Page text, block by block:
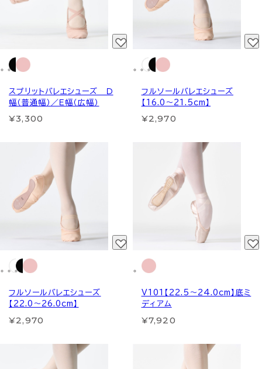
スプリットバレエシューズ Ｄ
幅（普通幅）／Ｅ幅（広幅）
¥3,300
フルソールバレエシューズ
【16.0～21.5cm】
¥2,970
フルソールバレエシューズ
【22.0～26.0cm】
¥2,970
V101【22.5～24.0cm】底ミ
ディアム
¥7,920